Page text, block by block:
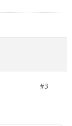
#3